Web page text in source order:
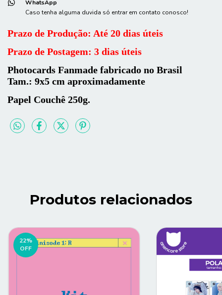
WhatsApp
Caso tenha alguma duvida só entrar em contato conosco!
Prazo de Produção: Até 20 dias úteis
Prazo de Postagem: 3 dias úteis
Photocards Fanmade fabricado no Brasil
Tam.: 9x5 cm aproximadamente
Papel Couchê 250g.
Produtos relacionados
22%
OFF